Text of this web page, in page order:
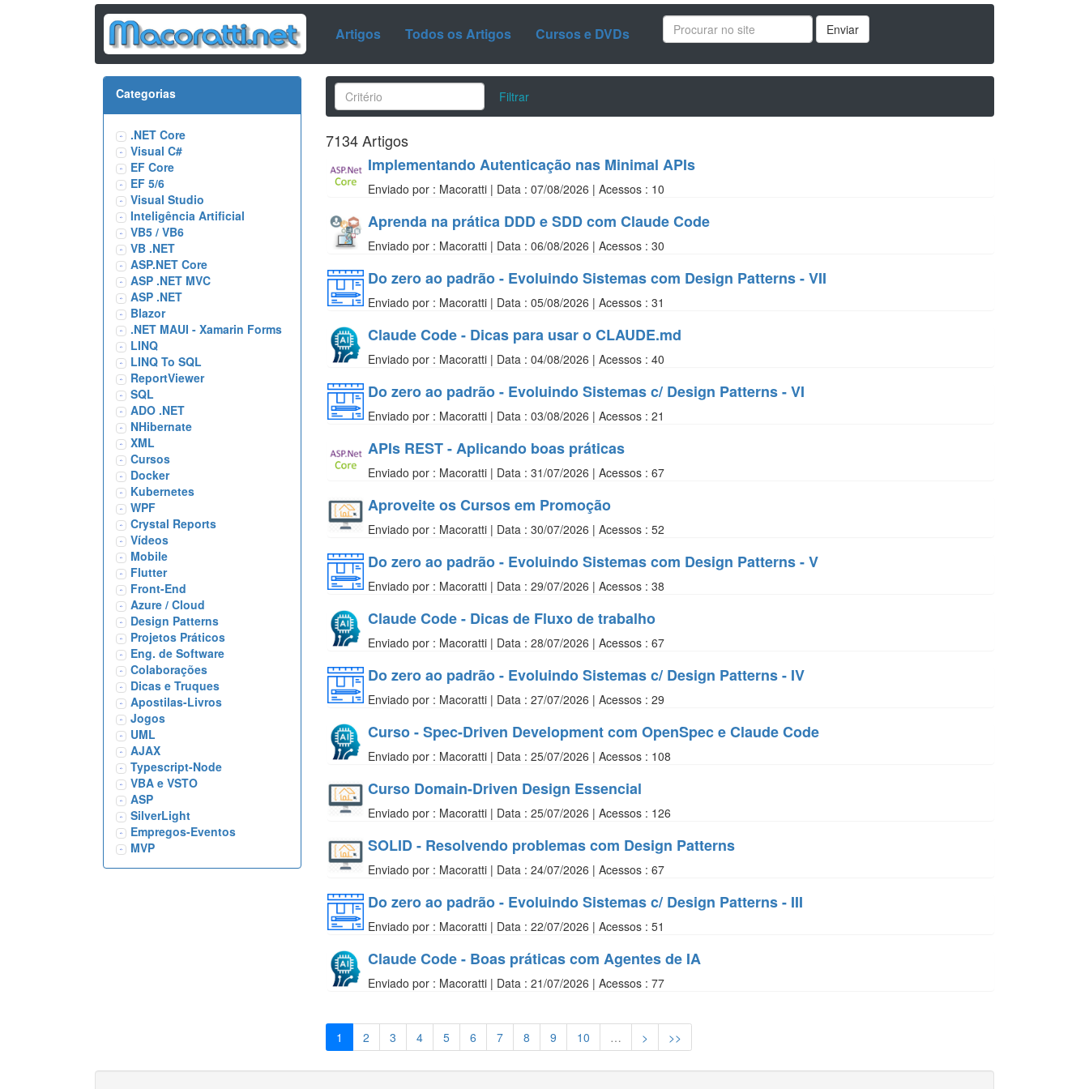
Artigos Todos os Artigos Cursos e DVDs Enviar
Categorias
.NET Core
Visual C#
EF Core
EF 5/6
Visual Studio
Inteligência Artificial
VB5 / VB6
VB .NET
ASP.NET Core
ASP .NET MVC
ASP .NET
Blazor
.NET MAUI - Xamarin Forms
LINQ
LINQ To SQL
ReportViewer
SQL
ADO .NET
NHibernate
XML
Cursos
Docker
Kubernetes
WPF
Crystal Reports
Vídeos
Mobile
Flutter
Front-End
Azure / Cloud
Design Patterns
Projetos Práticos
Eng. de Software
Colaborações
Dicas e Truques
Apostilas-Livros
Jogos
UML
AJAX
Typescript-Node
VBA e VSTO
ASP
SilverLight
Empregos-Eventos
MVP
Filtrar
7134 Artigos
Implementando Autenticação nas Minimal APIs
Enviado por : Macoratti | Data : 07/08/2026 | Acessos : 10
Aprenda na prática DDD e SDD com Claude Code
Enviado por : Macoratti | Data : 06/08/2026 | Acessos : 30
Do zero ao padrão - Evoluindo Sistemas com Design Patterns - VII
Enviado por : Macoratti | Data : 05/08/2026 | Acessos : 31
Claude Code - Dicas para usar o CLAUDE.md
Enviado por : Macoratti | Data : 04/08/2026 | Acessos : 40
Do zero ao padrão - Evoluindo Sistemas c/ Design Patterns - VI
Enviado por : Macoratti | Data : 03/08/2026 | Acessos : 21
APIs REST - Aplicando boas práticas
Enviado por : Macoratti | Data : 31/07/2026 | Acessos : 67
Aproveite os Cursos em Promoção
Enviado por : Macoratti | Data : 30/07/2026 | Acessos : 52
Do zero ao padrão - Evoluindo Sistemas com Design Patterns - V
Enviado por : Macoratti | Data : 29/07/2026 | Acessos : 38
Claude Code - Dicas de Fluxo de trabalho
Enviado por : Macoratti | Data : 28/07/2026 | Acessos : 67
Do zero ao padrão - Evoluindo Sistemas c/ Design Patterns - IV
Enviado por : Macoratti | Data : 27/07/2026 | Acessos : 29
Curso - Spec-Driven Development com OpenSpec e Claude Code
Enviado por : Macoratti | Data : 25/07/2026 | Acessos : 108
Curso Domain-Driven Design Essencial
Enviado por : Macoratti | Data : 25/07/2026 | Acessos : 126
SOLID - Resolvendo problemas com Design Patterns
Enviado por : Macoratti | Data : 24/07/2026 | Acessos : 67
Do zero ao padrão - Evoluindo Sistemas c/ Design Patterns - III
Enviado por : Macoratti | Data : 22/07/2026 | Acessos : 51
Claude Code - Boas práticas com Agentes de IA
Enviado por : Macoratti | Data : 21/07/2026 | Acessos : 77
1 2 3 4 5 6 7 8 9 10 … > >>